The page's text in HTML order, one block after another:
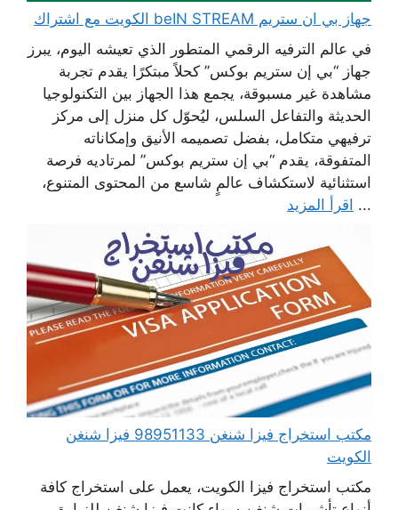
جهاز بي ان ستريم beIN STREAM الكويت مع اشتراك
في عالم الترفيه الرقمي المتطور الذي تعيشه اليوم، يبرز
جهاز “بي إن ستريم بوكس” كحلاً مبتكرًا يقدم تجربة
مشاهدة غير مسبوقة، يجمع هذا الجهاز بين التكنولوجيا
الحديثة والتفاعل السلس، ليُحوّل كل منزل إلى مركز
ترفيهي متكامل، بفضل تصميمه الأنيق وإمكاناته
المتفوقة، يقدم “بي إن ستريم بوكس” لمرتاديه فرصة
استثنائية لاستكشاف عالمٍ شاسع من المحتوى المتنوع،
... اقرأ المزيد
مكتب استخراج فيزا شنغن 98951133 فيزا شنغن
الكويت
مكتب استخراج فيزا الكويت، يعمل على استخراج كافة